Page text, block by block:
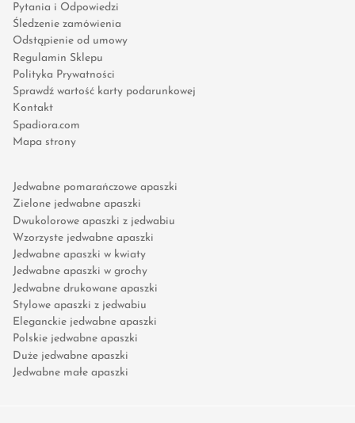
Pytania i Odpowiedzi
Śledzenie zamówienia
Odstąpienie od umowy
Regulamin Sklepu
Polityka Prywatności
Sprawdź wartość karty podarunkowej
Kontakt
Spadiora.com
Mapa strony
Jedwabne pomarańczowe apaszki
Zielone jedwabne apaszki
Dwukolorowe apaszki z jedwabiu
Wzorzyste jedwabne apaszki
Jedwabne apaszki w kwiaty
Jedwabne apaszki w grochy
Jedwabne drukowane apaszki
Stylowe apaszki z jedwabiu
Eleganckie jedwabne apaszki
Polskie jedwabne apaszki
Duże jedwabne apaszki
Jedwabne małe apaszki